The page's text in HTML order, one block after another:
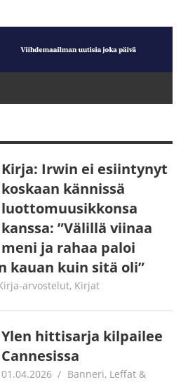
Kirja: Irwin ei esiintynyt
koskaan kännissä
luottomuusikkonsa
kanssa: ”Välillä viinaa
meni ja rahaa paloi
kauan kuin sitä oli”
arvostelut, Kirjat
Ylen hittisarja kilpailee
Cannesissa
01.04.2026 Jouni Hirn
Banneri, Leffat &